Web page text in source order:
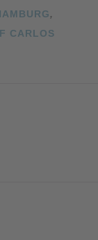
,
CARLOS